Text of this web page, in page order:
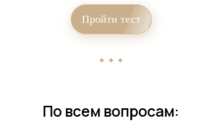
Пройти тест
По всем вопросам: